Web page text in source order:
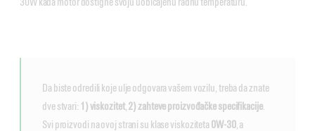
Da biste odredili koje ulje odgovara vašem vozilu, treba da znate
dve stvari: 1) viskozitet, 2) zahteve proizvođačke specifikacije.
Svi proizvodi na ovoj strani su klase viskoziteta 0W-30, a